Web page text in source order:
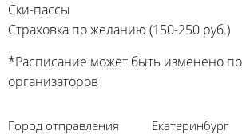
Ски-пассы
Страховка по желанию (150-250 руб.)
*Расписание может быть изменено
организаторов
Город отправления Екатеринбург